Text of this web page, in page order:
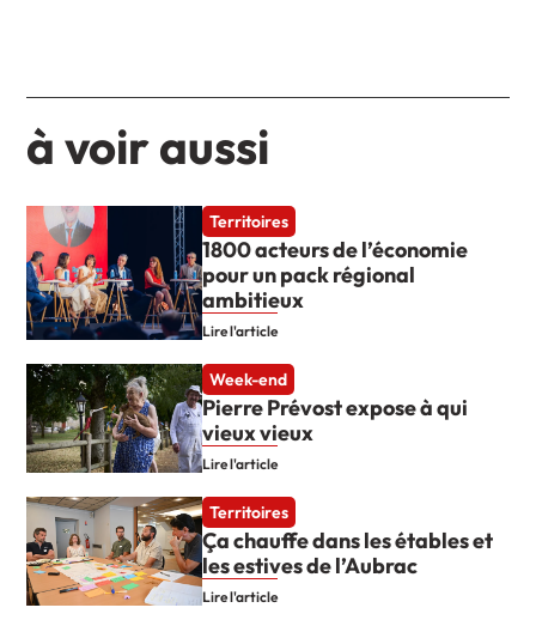
à voir aussi
Territoires
1800 acteurs de l’économie
pour un pack régional
ambitieux
Lire l'article
Week-end
Pierre Prévost expose à qui
vieux vieux
Lire l'article
Territoires
Ça chauffe dans les étables et
les estives de l’Aubrac
Lire l'article